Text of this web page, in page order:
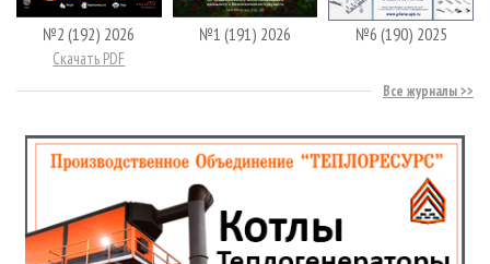
№2 (192) 2026
Скачать PDF
№1 (191) 2026 №6 (190) 2025
Все журналы